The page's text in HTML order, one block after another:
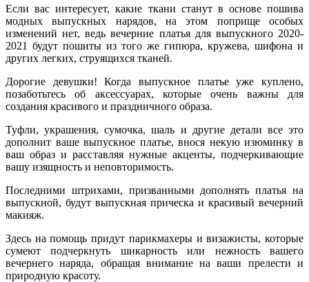
Если вас интересует, какие ткани станут в основе пошива
модных выпускных нарядов, на этом поприще особых
изменений нет, ведь вечерние платья для выпускного 2020-
2021 будут пошиты из того же гипюра, кружева, шифона и
других легких, струящихся тканей.
Дорогие девушки! Когда выпускное платье уже куплено,
позаботьтесь об аксессуарах, которые очень важны для
создания красивого и праздничного образа.
Туфли, украшения, сумочка, шаль и другие детали все это
дополнит ваше выпускное платье, внося некую изюминку в
ваш образ и расставляя нужные акценты, подчеркивающие
вашу изящность и неповторимость.
Последними штрихами, призванными дополнять платья на
выпускной, будут выпускная прическа и красивый вечерний
макияж.
Здесь на помощь придут парикмахеры и визажисты, которые
сумеют подчеркнуть шикарность или нежность вашего
вечернего наряда, обращая внимание на ваши прелести и
природную красоту.